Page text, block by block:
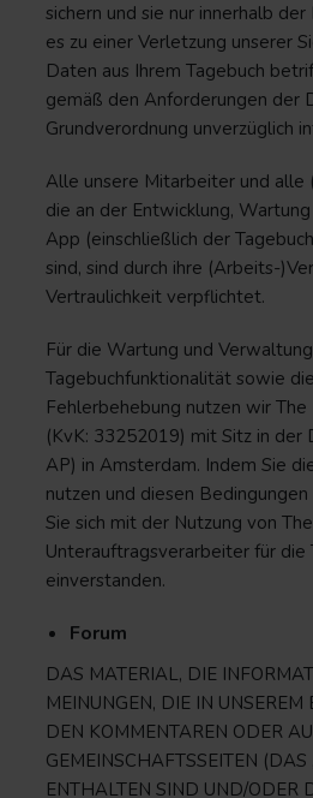
sichern und sie nur innerhalb
es zu einer Verletzung unserer
Daten aus Ihrem Tagebuch
gemäß den Anforderungen der
Grundverordnung unverzüglich
Alle unsere Mitarbeiter und alle
die an der Entwicklung,
App (einschließlich der
sind, sind durch ihre (Arbeits-
Vertraulichkeit verpflichtet.
Für die Wartung und
Tagebuchfunktionalität sowie
Fehlerbehebung nutzen wir
(KvK: 33252019) mit Sitz in der
AP) in Amsterdam. Indem Sie
nutzen und diesen
Sie sich mit der Nutzung von
Unterauftragsverarbeiter für die
einverstanden.
Forum
DAS MATERIAL, DIE
MEINUNGEN, DIE IN UNSEREM
DEN KOMMENTAREN ODER
GEMEINSCHAFTSSEITEN (DAS
ENTHALTEN SIND UND/ODER